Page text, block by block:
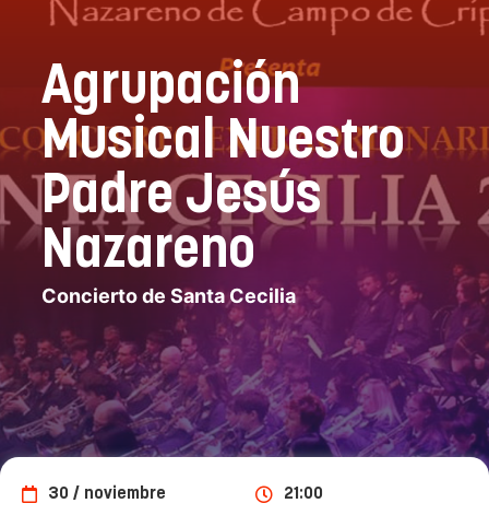
Agrupación
Musical Nuestro
Padre Jesús
Nazareno
Concierto de Santa Cecilia
30 / noviembre 21:00